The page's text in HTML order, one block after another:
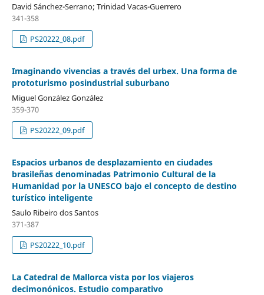
David Sánchez-Serrano; Trinidad Vacas-Guerrero
341-358
PS20222_08.pdf
Imaginando vivencias a través del urbex. Una forma de
prototurismo posindustrial suburbano
Miguel González González
359-370
PS20222_09.pdf
Espacios urbanos de desplazamiento en ciudades
brasileñas denominadas Patrimonio Cultural de la
Humanidad por la UNESCO bajo el concepto de destino
turístico inteligente
Saulo Ribeiro dos Santos
371-387
PS20222_10.pdf
La Catedral de Mallorca vista por los viajeros
decimonónicos. Estudio comparativo